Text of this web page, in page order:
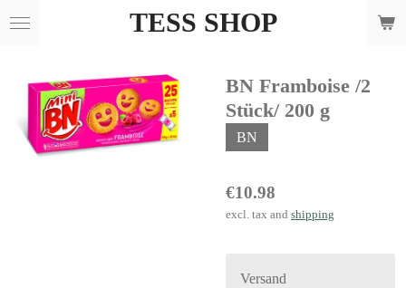
Skip
content
TESS SHOP
BN Framboise /2
Stück/ 200 g
BN
€10.98
excl. tax and shipping
Versand